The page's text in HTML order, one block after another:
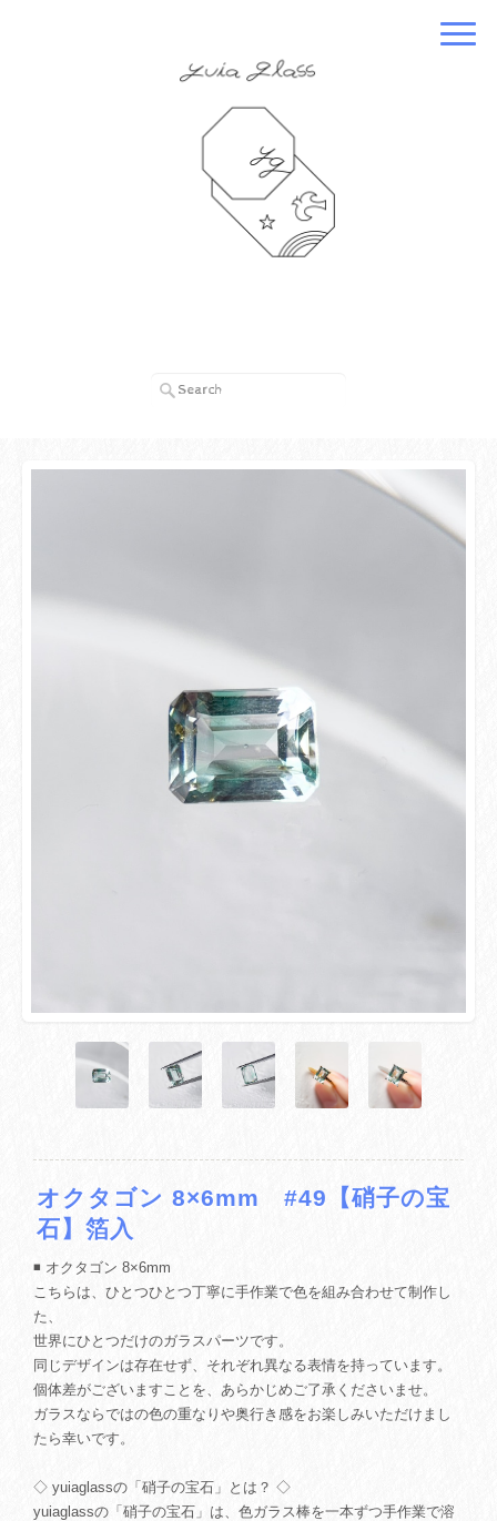
オクタゴン 8×6mm #49【硝子の宝
石】箔入
◾️ オクタゴン 8×6mm
こちらは、ひとつひとつ丁寧に手作業で色を組み合わせて制作し
た、
世界にひとつだけのガラスパーツです。
同じデザインは存在せず、それぞれ異なる表情を持っています。
個体差がございますことを、あらかじめご了承くださいませ。
ガラスならではの色の重なりや奥行き感をお楽しみいただけまし
たら幸いです。
◇ yuiaglassの「硝子の宝石」とは？ ◇
yuiaglassの「硝子の宝石」は、色ガラス棒を一本ずつ手作業で溶